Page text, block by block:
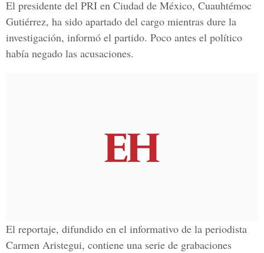
El presidente del PRI en Ciudad de México, Cuauhtémoc
Gutiérrez, ha sido apartado del cargo mientras dure la
investigación, informó el partido. Poco antes el político
había negado las acusaciones.
El reportaje, difundido en el informativo de la periodista
Carmen Aristegui, contiene una serie de grabaciones